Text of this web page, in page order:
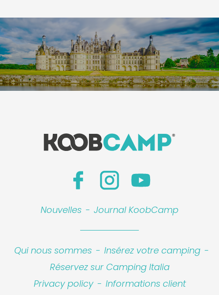
Nouvelles - Journal KoobCamp
Qui nous sommes - Insérez votre camping -
Réservez sur Camping Italia
Privacy policy - Informations client